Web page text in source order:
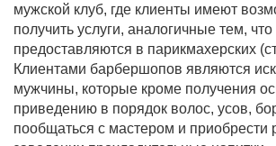
мужской клуб, где клиенты имеют
получить услуги, аналогичные тем, что
предоставляются в парикмахерских
Клиентами барбершопов являются
мужчины, которые кроме получения
приведению в порядок волос, усов,
пообщаться с мастером и приобрести